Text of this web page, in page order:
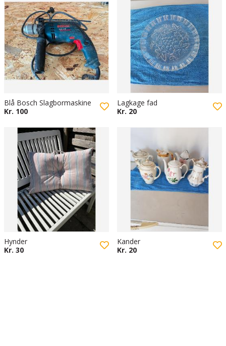
Blå Bosch Slagbormaskine
Kr. 100
Lagkage fad
Kr. 20
Hynder
Kr. 30
Kander
Kr. 20